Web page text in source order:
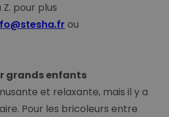
pour plus
ou
grands enfants
et relaxante, mais il y a
Pour les bricoleurs entre